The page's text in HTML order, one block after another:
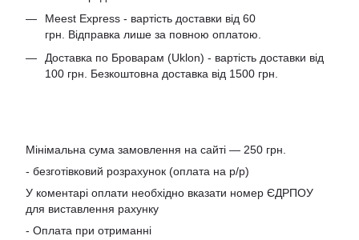
Meest Express - вартість доставки від 60
грн. Відправка лише за повною оплатою.
Доставка по Броварам (Uklon) - вартість доставки від
100 грн. Безкоштовна доставка від 1500 грн.
Мінімальна сума замовлення на сайті — 250 грн.
- безготівковий розрахунок (оплата на р/р)
У коментарі оплати необхідно вказати номер ЄДРПОУ
для виставлення рахунку
- Оплата при отриманні